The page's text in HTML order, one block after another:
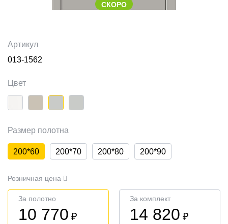
СКОРО
Артикул
013-1562
Цвет
Размер полотна
200*60 200*70 200*80 200*90
Розничная цена
За полотно
10 770 ₽
За комплект
14 820 ₽